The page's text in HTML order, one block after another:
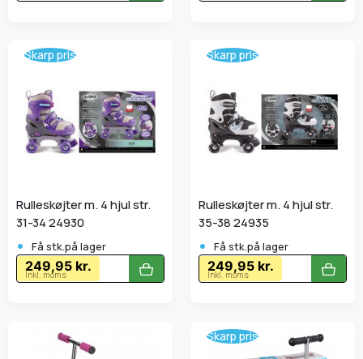
Skarp pris
Rulleskøjter m. 4 hjul str.
31-34 24930
• Få stk.på lager
249,95 kr.
Inkl. moms
Skarp pris
Rulleskøjter m. 4 hjul str.
35-38 24935
• Få stk.på lager
249,95 kr.
Inkl. moms
Skarp pris